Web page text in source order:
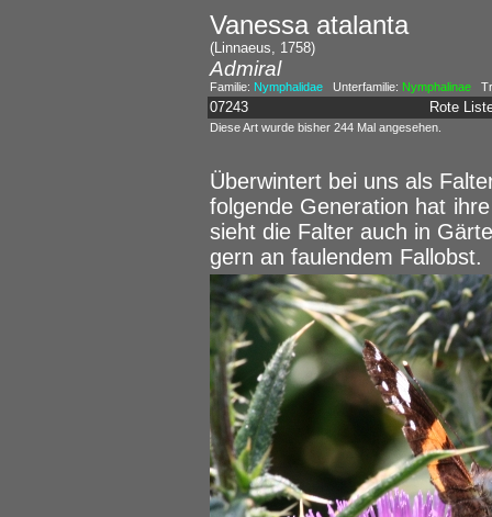
Vanessa atalanta
(Linnaeus, 1758)
Admiral
Familie: NymphalidaeUnterfamilie: Nymphalinae
07243 Rote
Diese Art wurde bisher 244 Mal angesehen.
Überwintert bei uns als
folgende Generation hat
sieht die Falter auch in
gern an faulendem Fallobst.